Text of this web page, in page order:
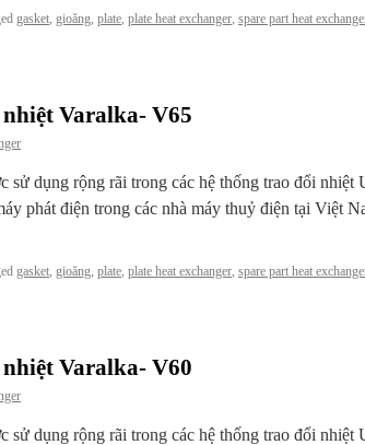
gasket, gioăng, plate, plate heat exchanger, spare part heat
Varalka- V65
sử dụng rộng rãi trong các hệ thống trao đổi nhiệt
phát điện trong các nhà máy thuỷ điện tại Việt
gasket, gioăng, plate, plate heat exchanger, spare part heat
Varalka- V60
sử dụng rộng rãi trong các hệ thống trao đổi nhiệt